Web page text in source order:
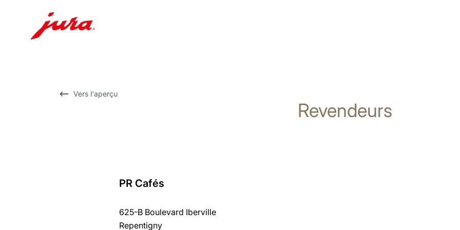
Vers l'aperçu
Revendeurs
PR Cafés
625-B Boulevard Iberville
Repentigny